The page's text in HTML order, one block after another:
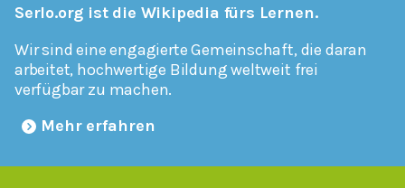
Serlo.org ist die Wikipedia fürs Lernen.
Wir sind eine engagierte Gemeinschaft, die daran
arbeitet, hochwertige Bildung weltweit frei
verfügbar zu machen.
Mehr erfahren